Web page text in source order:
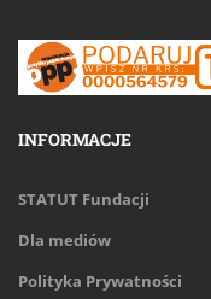
INFORMACJE
STATUT Fundacji
Dla mediów
Polityka Prywatności